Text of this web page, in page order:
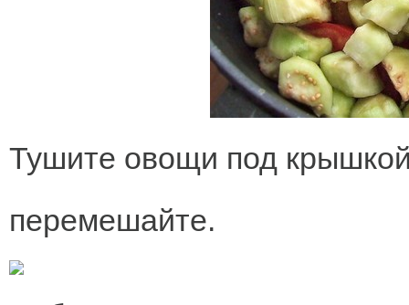
Тушите овощи под
перемешайте.